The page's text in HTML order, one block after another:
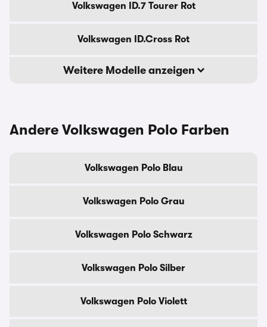
Volkswagen ID.7 Tourer Rot
Volkswagen ID.Cross Rot
Weitere Modelle anzeigen
Andere Volkswagen Polo Farben
Volkswagen Polo Blau
Volkswagen Polo Grau
Volkswagen Polo Schwarz
Volkswagen Polo Silber
Volkswagen Polo Violett